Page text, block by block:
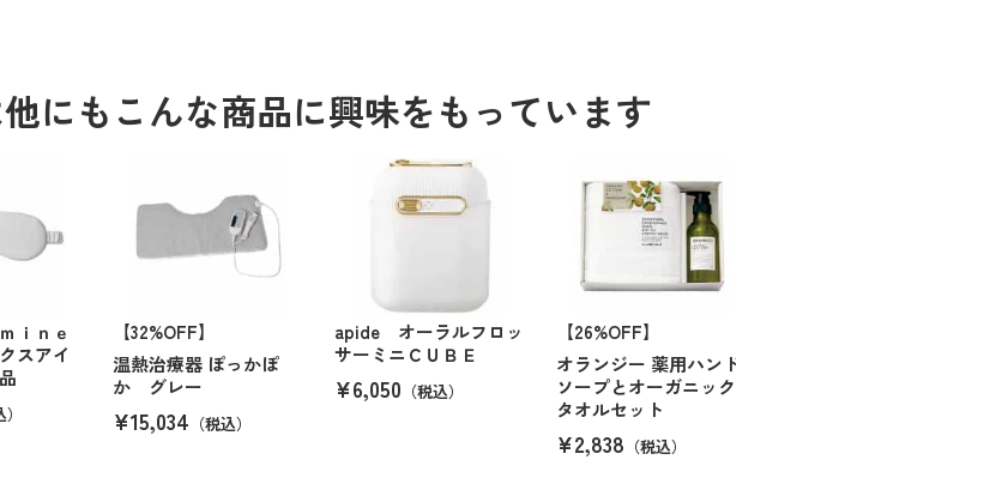
にもこんな商品に興味をもっています
ｉｎｅ
スアイ
【32%OFF】
温熱治療器 ぽっかぽ
か グレー
¥15,034 （税込）
apide オーラルフロッ
サーミニＣＵＢＥ
¥6,050 （税込）
【26%OFF】
オランジー 薬用ハンド
ソープとオーガニック
タオルセット
¥2,838 （税込）